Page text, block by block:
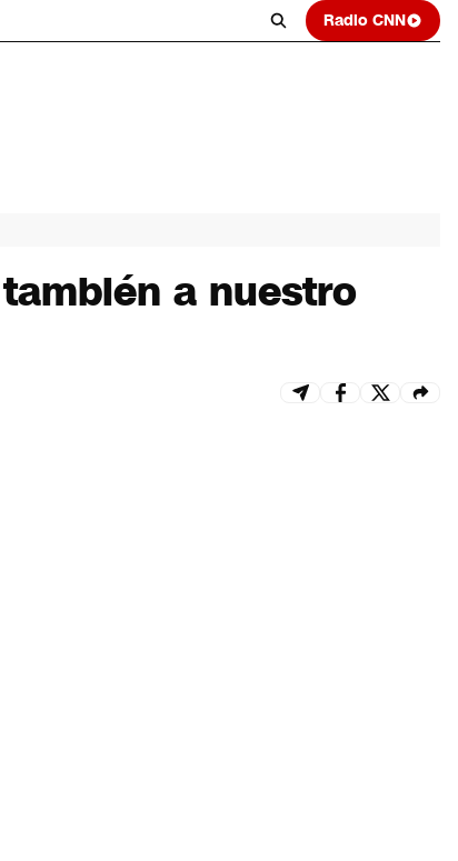
Radio CNN
a nuestro